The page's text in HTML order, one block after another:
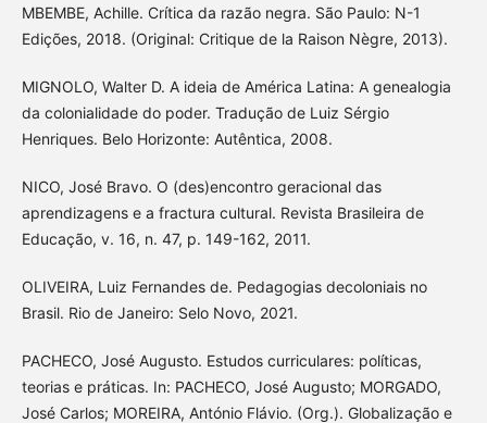
MBEMBE, Achille. Crítica da razão negra. São Paulo: N-1
Edições, 2018. (Original: Critique de la Raison Nègre, 2013).
MIGNOLO, Walter D. A ideia de América Latina: A genealogia
da colonialidade do poder. Tradução de Luiz Sérgio
Henriques. Belo Horizonte: Autêntica, 2008.
NICO, José Bravo. O (des)encontro geracional das
aprendizagens e a fractura cultural. Revista Brasileira de
Educação, v. 16, n. 47, p. 149-162, 2011.
OLIVEIRA, Luiz Fernandes de. Pedagogias decoloniais no
Brasil. Rio de Janeiro: Selo Novo, 2021.
PACHECO, José Augusto. Estudos curriculares: políticas,
teorias e práticas. In: PACHECO, José Augusto; MORGADO,
José Carlos; MOREIRA, António Flávio. (Org.). Globalização e